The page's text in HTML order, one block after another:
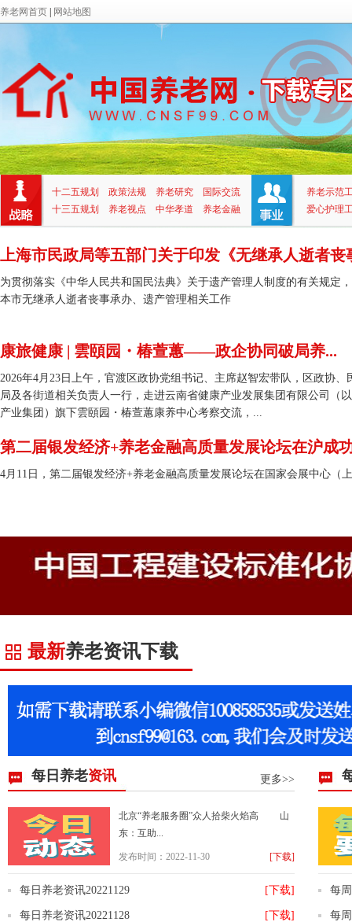
养老网首页 网站地图
十二五规划 政策法规 养老研究
国际交流
十三五规划
养老视点 中华孝道 养老金融
养老示范
爱心护理
上海市民政局等五部门关于印发《无继承人逝者丧
为贯彻落实《中华人民共和国民法典》关于遗产管理人制度的有关规定
本市无继承人逝者丧事承办、遗产管理相关工作
康旅健康 | 雲頤园・椿萱蕙——政企协同破局养...
2026年4月23日上午，官渡区政协党组书记、主席赵智宏带队，区政协、
局及各街道相关负责人一行，走进云南省健康产业发展集团有限公司（
产业集团）旗下雲頤园・椿萱蕙康养中心考察交流，...
第二届银发经济+养老金融高质量发展论坛在沪成
4月11日，第二届银发经济+养老金融高质量发展论坛在国家会展中心（
最新养老资讯下载
每日养老资讯 更多>>
北京“养老服务圈”众人拾柴火焰高 山
东：互助...
发布时间：2022-11-30 [下载]
[下载]
每日养老资讯20221129
[下载]
每日养老资讯20221128
每
每